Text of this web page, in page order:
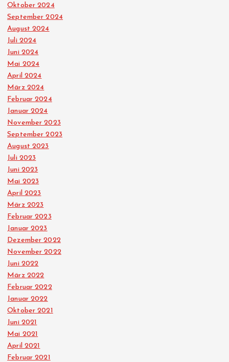
Oktober 2024
September 2024
August 2024
Juli 2024
Juni 2024
Mai 2024
April 2024
März 2024
Februar 2024
Januar 2024
November 2023
September 2023
August 2023
Juli 2023
Juni 2023
Mai 2023
April 2023
März 2023
Februar 2023
Januar 2023
Dezember 2022
November 2022
Juni 2022
März 2022
Februar 2022
Januar 2022
Oktober 2021
Juni 2021
Mai 2021
April 2021
Februar 2021